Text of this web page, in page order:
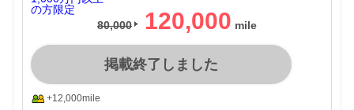
80,000 120,000
掲載終了しました
+12,000mile